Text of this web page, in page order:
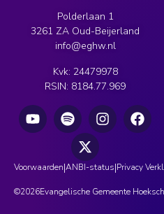
Polderlaan 1
3261 ZA Oud-Beijerland
info@eghw.nl
Kvk: 24479978
RSIN: 8184.77.969
Voorwaarden|ANBI-status|Privacy
©2026Evangelische Gemeente